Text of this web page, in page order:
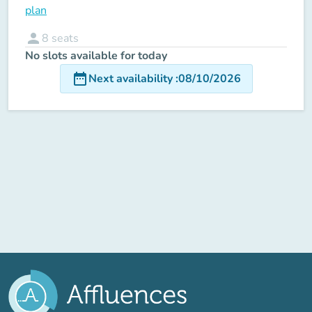
plan
person 8 seats
No slots available for today
date_rangeNext availability:08/10/2026